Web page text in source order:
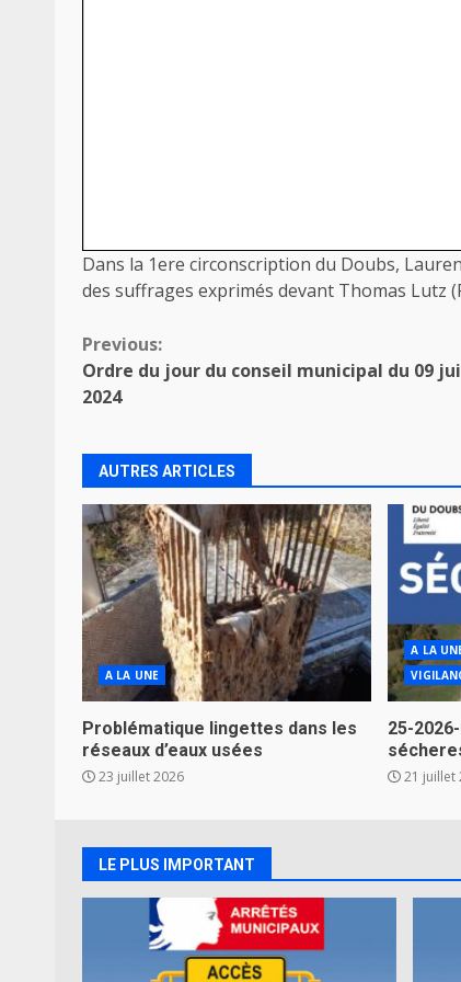
Dans la 1ere circonscription du Doubs,
des suffrages exprimés devant Thomas Lutz
Continue
Reading
Previous:
Ordre du jour du conseil municipal du 09
2024
AUTRES ARTICLES
A LA UNE
Problématique lingettes dans les
réseaux d’eaux usées
23 juillet 2026
A LA
25-
21 juillet
LE PLUS IMPORTANT